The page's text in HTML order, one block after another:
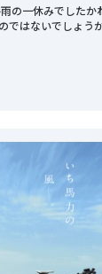
の一休みでした
ではないでしょう